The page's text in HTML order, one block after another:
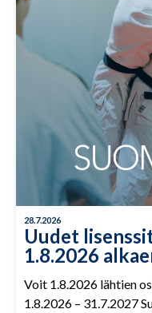
28.7.2026
Uudet
1.8.2026
Voit 1.8.2026 lähtien
1.8.2026 – 31.7.2027